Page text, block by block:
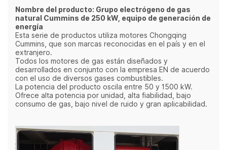
Nombre del producto: Grupo electrógeno de gas
natural Cummins de 250 kW, equipo de generación de
energía
Esta serie de productos utiliza motores Chongqing
Cummins, que son marcas reconocidas en el país y en el
extranjero.
Todos los motores de gas están diseñados y
desarrollados en conjunto con la empresa EN de acuerdo
con el uso de diversos gases combustibles.
La potencia del producto oscila entre 50 y 1500 kW.
Ofrece alta potencia por unidad, alta fiabilidad, bajo
consumo de gas, bajo nivel de ruido y gran aplicabilidad.